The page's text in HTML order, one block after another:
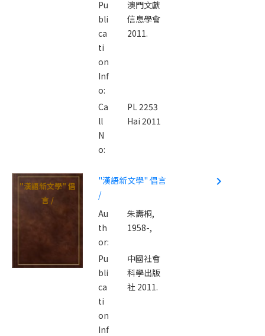
Pu
bli
ca
ti
on
Inf
o:
澳門文獻
信息學會
2011.
Ca
ll
N
o:
PL 2253
Hai 2011
"漢語新文學" 倡
言 /
"漢語新文學" 倡言
/
Au
th
or:
朱壽桐,
1958-,
Pu
bli
ca
ti
on
Inf
中國社會
科學出版
社 2011.
navigate_next